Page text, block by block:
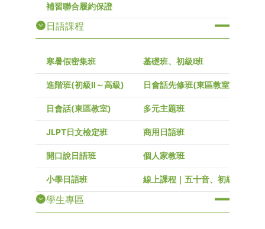
補習聯合履約保證
日語課程
寒暑假密集班 基礎班、初級I班
進階班(初級Ⅱ～高級) 日會話先修班(東區教室)
日會話(東區教室) 多元主題班
JLPT日文檢定班 商用日語班
開口說日語班 個人家教班
小學日語班 線上課程｜五十音、初級～高級
學生專區